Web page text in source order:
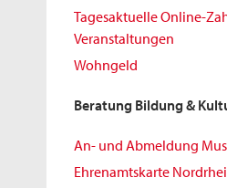
Tagesaktuelle Online-
Veranstaltungen
Wohngeld
Beratung Bildung &
An- und Abmeldung
Ehrenamtskarte